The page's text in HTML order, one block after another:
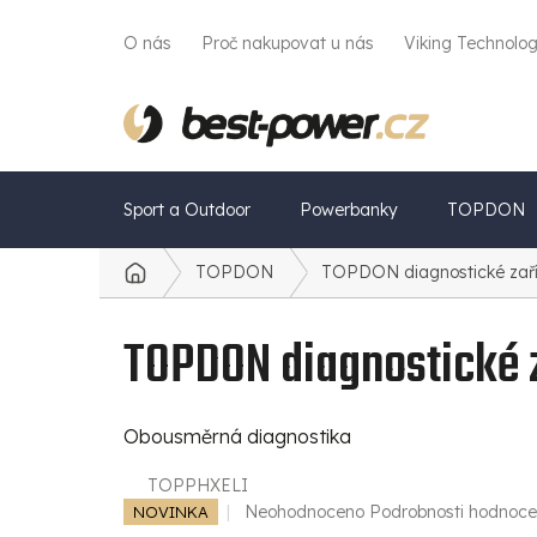
O nás Proč nakupovat u nás Viking
Sport a Outdoor Powerbanky TOPDON
Domů TOPDON TOPDON diagnostické
TOPDON
Obousměrná diagnostika
TOPPHXELI
NOVINKA
Průměrné
Neohodnoceno Podrobnosti